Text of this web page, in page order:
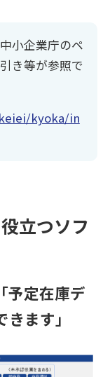
小企業庁のペ
き等が参照で
kyoka/in
立つソフ
予定在庫デ
ます」